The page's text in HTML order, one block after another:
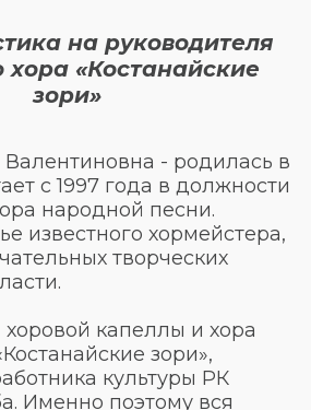
на руководителя
хора «Костанайские
зори»
Валентиновна - родилась в
с 1997 года в должности
народной песни.
известного хормейстера,
творческих
капеллы и хора
зори»,
культуры РК
Именно поэтому вся